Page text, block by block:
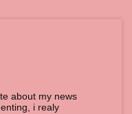
about my news
i realy